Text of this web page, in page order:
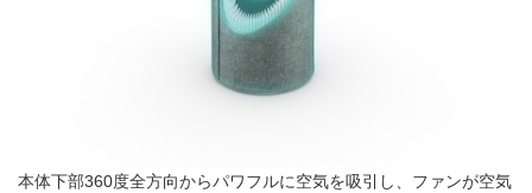
本体下部360度全方向からパワフルに空気を吸引し、ファンが空気